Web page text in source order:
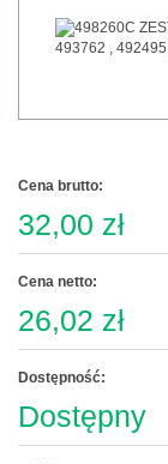
Cena brutto:
32,00 zł
Cena netto:
26,02 zł
Dostępność:
Dostępny